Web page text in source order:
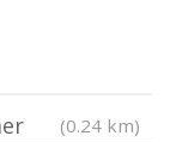
(0.24 km)